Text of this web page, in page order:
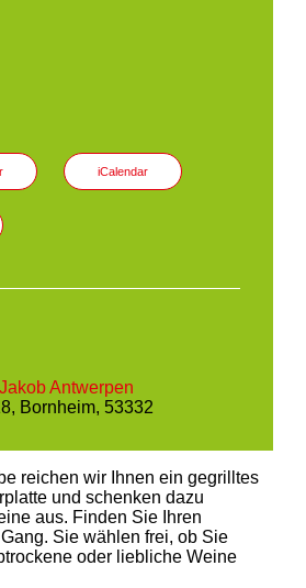
iCalendar
Antwerpen
Bornheim, 53332
reichen wir Ihnen ein gegrilltes
und schenken dazu
aus. Finden Sie Ihren
Sie wählen frei, ob Sie
oder liebliche Weine